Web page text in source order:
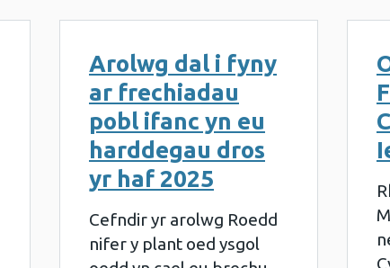
Arolwg dal i fyny
ar frechiadau
pobl ifanc yn eu
harddegau dros
yr haf 2025
Cefndir yr arolwg Roedd
nifer y plant oed ysgol